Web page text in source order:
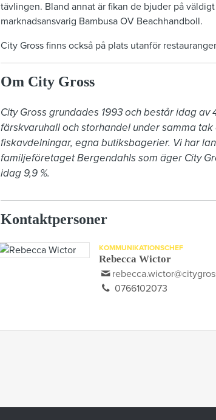
tävlingen. Bland annat är fikan de bjuder på
marknadsansvarig Bambusa OV Beachhandboll.
City Gross finns också på plats utanför
Om City Gross
City Gross grundades 1993 och består idag
färskvaruhall och storhandel under samma
fiskavdelningar, egna butiksbagerier. Vi har
familjeföretaget Bergendahls som äger City
idag 9,9 %.
Kontaktpersoner
KOMMUNIKATIONSCHEF
Rebecca Wictor
0766102073